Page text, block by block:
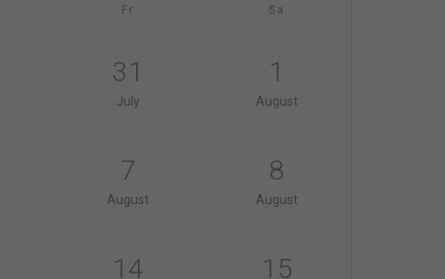
Fr Sa
31
July
1
August
7
August
8
August
14 15